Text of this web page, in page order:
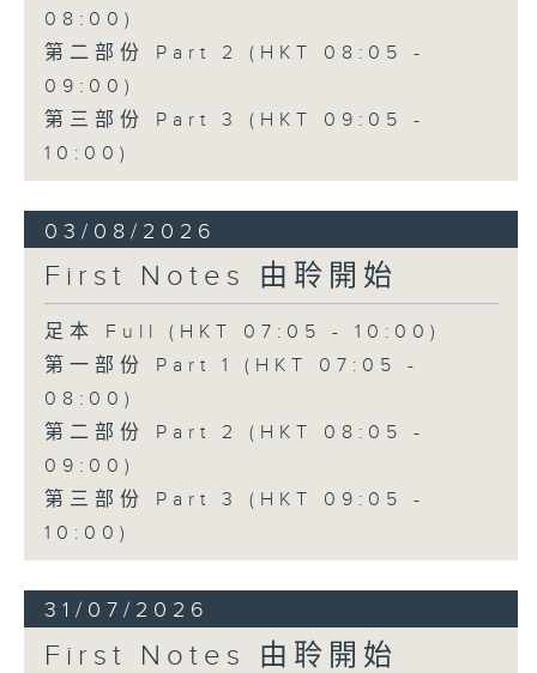
08:00)
第二部份 Part 2 (HKT 08:05 -
09:00)
第三部份 Part 3 (HKT 09:05 -
10:00)
03/08/2026
First Notes 由聆開始
足本 Full (HKT 07:05 - 10:00)
第一部份 Part 1 (HKT 07:05 -
08:00)
第二部份 Part 2 (HKT 08:05 -
09:00)
第三部份 Part 3 (HKT 09:05 -
10:00)
31/07/2026
First Notes 由聆開始